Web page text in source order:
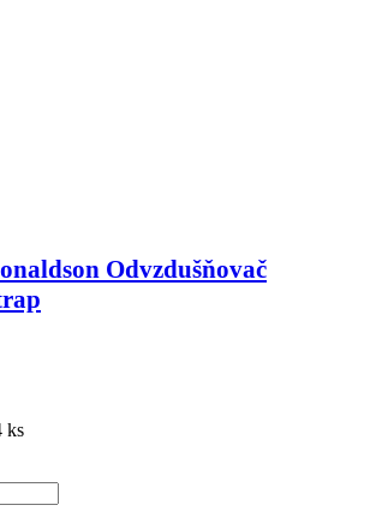
Odvzdušňovač
ks